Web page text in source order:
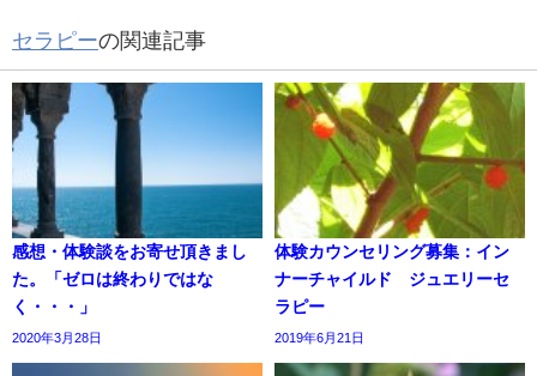
セラピーの関連記事
感想・体験談をお寄せ頂きまし
た。「ゼロは終わりではな
く・・・」
2020年3月28日
体験カウンセリング募集：イン
ナーチャイルド ジュエリーセ
ラピー
2019年6月21日